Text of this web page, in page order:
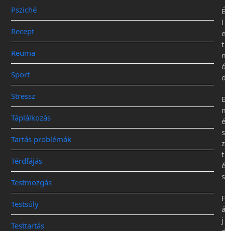
Psziché
Recept
Reuma
Sport
Stressz
Táplálkozás
Tartás problémák
Térdfájás
Testmozgás
Testsúly
Testtartás
É
l
e
t
E
é
s
z
t
é
s
F
á
j